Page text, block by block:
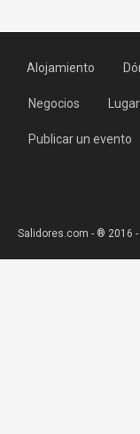
Alojamiento
Negocios
Publicar un evento
Salidores.com - ® 2016